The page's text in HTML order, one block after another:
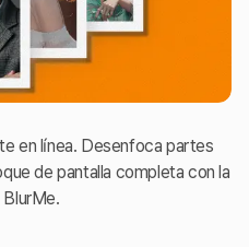
en línea. Desenfoca partes
de pantalla completa con la